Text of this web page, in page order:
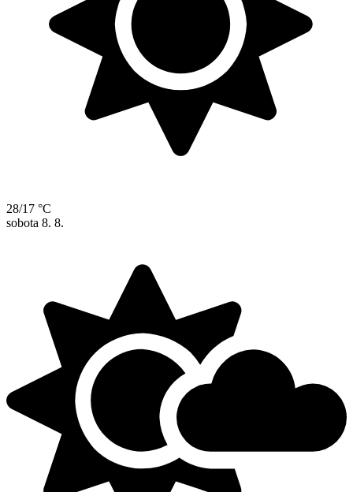
28/17 °C
sobota 8. 8.